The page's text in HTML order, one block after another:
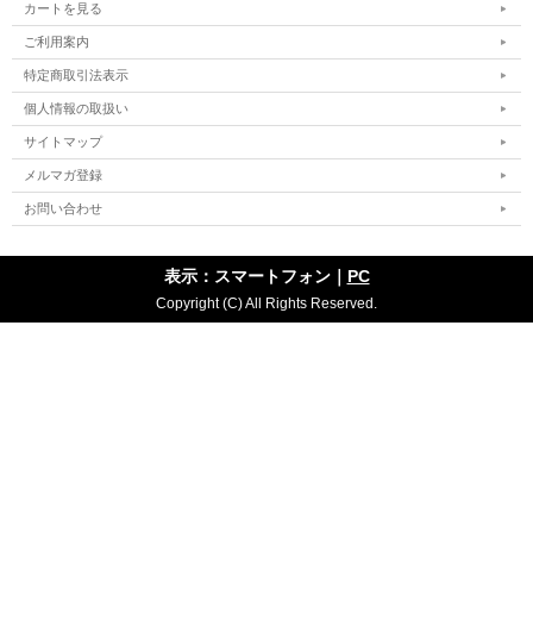
カートを見る
ご利用案内
特定商取引法表示
個人情報の取扱い
サイトマップ
メルマガ登録
お問い合わせ
表示：スマートフォン｜ PC
Copyright (C) All Rights Reserved.